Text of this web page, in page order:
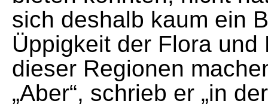
sich deshalb kaum ein
Üppigkeit der Flora und
dieser Regionen
„Aber“, schrieb er „in der